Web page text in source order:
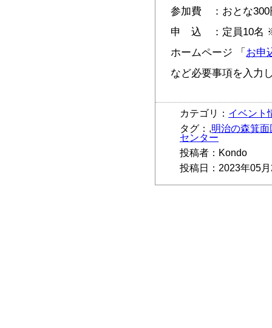
参加費 ：おとな300
申 込 ：定員10名
ホームページ 「 お申
など必要事項を入力
カテゴリ： イベント
タグ：,明治の森箕
センター
投稿者：Kondo
投稿日：2023年05